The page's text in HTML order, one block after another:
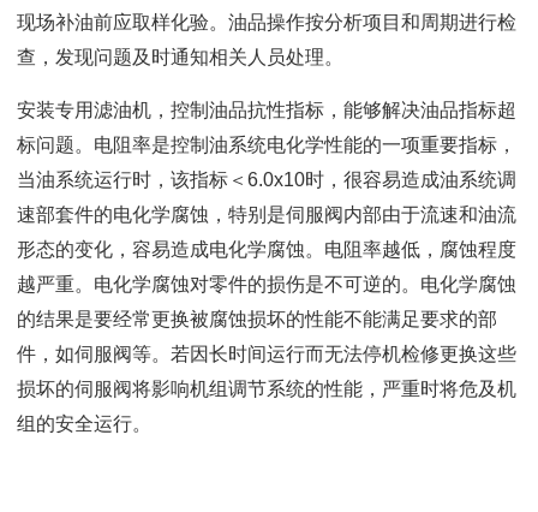
现场补油前应取样化验。油品操作按分析项目和周期进行检
查，发现问题及时通知相关人员处理。
安装专用滤油机，控制油品抗性指标，能够解决油品指标超
标问题。电阻率是控制油系统电化学性能的一项重要指标，
当油系统运行时，该指标＜6.0x10时，很容易造成油系统调
速部套件的电化学腐蚀，特别是伺服阀内部由于流速和油流
形态的变化，容易造成电化学腐蚀。电阻率越低，腐蚀程度
越严重。电化学腐蚀对零件的损伤是不可逆的。电化学腐蚀
的结果是要经常更换被腐蚀损坏的性能不能满足要求的部
件，如伺服阀等。若因长时间运行而无法停机检修更换这些
损坏的伺服阀将影响机组调节系统的性能，严重时将危及机
组的安全运行。